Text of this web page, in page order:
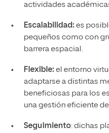
actividades
Escalabilidad: es
pequeños como con
barrera espacial.
Flexible: el entorno
adaptarse a distintas
beneficiosas para los
una gestión eficiente
Seguimiento: dichas